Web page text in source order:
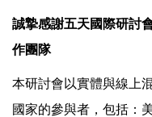
誠摯感謝五天國際研討
作團隊
本研討會以實體與線上
國家的參與者，包括：